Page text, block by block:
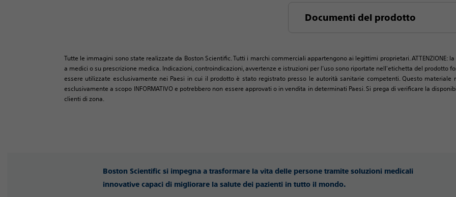
Documenti del prodotto
Tutte le immagini sono state realizzate da Boston Scientific. Tutti i marchi commerciali appartengono ai legittimi proprietari. ATTENZIONE:
a medici o su prescrizione medica. Indicazioni, controindicazioni, avvertenze e istruzioni per l’uso sono riportate nell'etichetta del prodotto
essere utilizzate esclusivamente nei Paesi in cui il prodotto è stato registrato presso le autorità sanitarie competenti. Questo
esclusivamente a scopo INFORMATIVO e potrebbero non essere approvati o in vendita in determinati Paesi. Si prega di verificare la
clienti di zona.
Boston Scientific si impegna a trasformare la vita delle persone tramite soluzioni medicali
innovative capaci di migliorare la salute dei pazienti in tutto il mondo.